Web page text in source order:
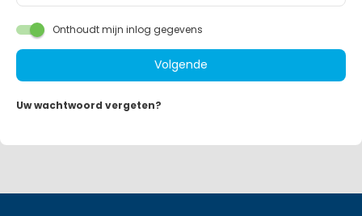
Onthoudt mijn inlog gegevens
Volgende
Uw wachtwoord vergeten?